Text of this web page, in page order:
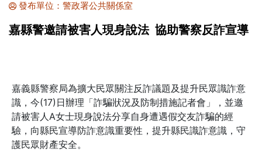
發布單位：警政署公共關係室
嘉縣警邀請被害人現身說法 協助警察反詐宣導
嘉義縣警察局為擴大民眾關注反詐議題及提升民眾識詐意
識，今(17)日辦理「詐騙狀況及防制措施記者會」，並邀
請被害人A女士現身說法分享自身遭遇假交友詐騙的經
驗，向縣民宣導防詐意識重要性，提升縣民識詐意識，守
護民眾財產安全。